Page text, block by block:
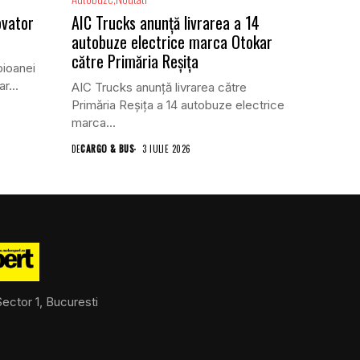
AIC Trucks anunță livrarea a 14
autobuze electrice marca Otokar
către Primăria Reșița
AIC Trucks anunță livrarea către
Primăria Reșița a 14 autobuze electrice
marca...
DECARGO & BUS 3 IULIE 2026
1, Bucuresti